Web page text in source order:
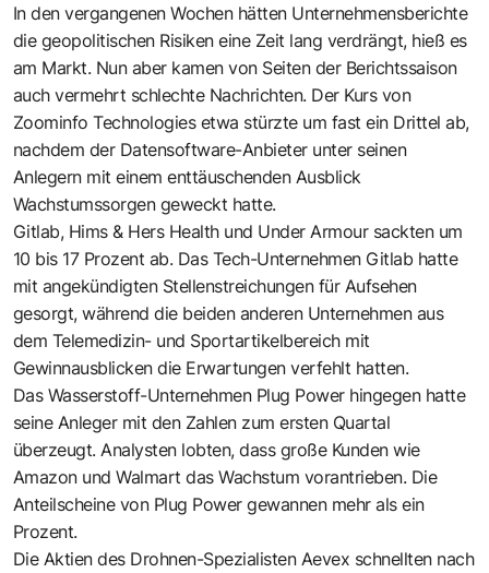
In den vergangenen Wochen hätten Unternehmensberichte
die geopolitischen Risiken eine Zeit lang verdrängt, hieß es
am Markt. Nun aber kamen von Seiten der Berichtssaison
auch vermehrt schlechte Nachrichten. Der Kurs von
Zoominfo Technologies etwa stürzte um fast ein Drittel ab,
nachdem der Datensoftware-Anbieter unter seinen
Anlegern mit einem enttäuschenden Ausblick
Wachstumssorgen geweckt hatte.
Gitlab, Hims & Hers Health und Under Armour sackten um
10 bis 17 Prozent ab. Das Tech-Unternehmen Gitlab hatte
mit angekündigten Stellenstreichungen für Aufsehen
gesorgt, während die beiden anderen Unternehmen aus
dem Telemedizin- und Sportartikelbereich mit
Gewinnausblicken die Erwartungen verfehlt hatten.
Das Wasserstoff-Unternehmen Plug Power hingegen hatte
seine Anleger mit den Zahlen zum ersten Quartal
überzeugt. Analysten lobten, dass große Kunden wie
Amazon und Walmart das Wachstum vorantrieben. Die
Anteilscheine von Plug Power gewannen mehr als ein
Prozent.
Die Aktien des Drohnen-Spezialisten Aevex schnellten nach